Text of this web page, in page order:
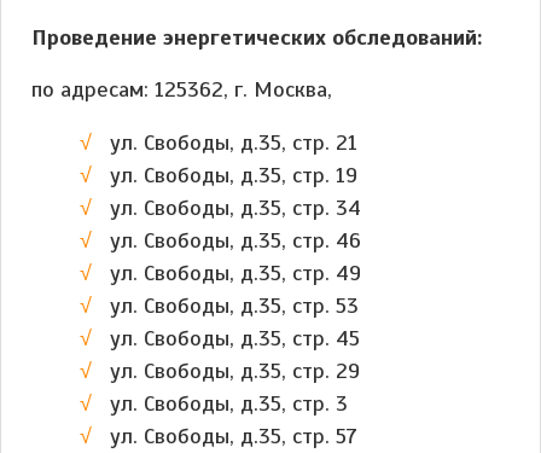
Проведение энергетических обследований:
по адресам: 125362, г. Москва,
ул. Свободы, д.35, стр. 21
ул. Свободы, д.35, стр. 19
ул. Свободы, д.35, стр. 34
ул. Свободы, д.35, стр. 46
ул. Свободы, д.35, стр. 49
ул. Свободы, д.35, стр. 53
ул. Свободы, д.35, стр. 45
ул. Свободы, д.35, стр. 29
ул. Свободы, д.35, стр. 3
ул. Свободы, д.35, стр. 57